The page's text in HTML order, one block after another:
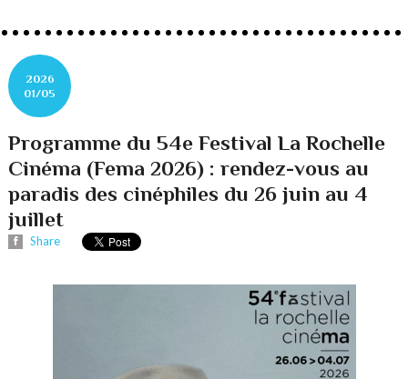
2026
01/05
Programme du 54e Festival La Rochelle
Cinéma (Fema 2026) : rendez-vous au
paradis des cinéphiles du 26 juin au 4
juillet
Share